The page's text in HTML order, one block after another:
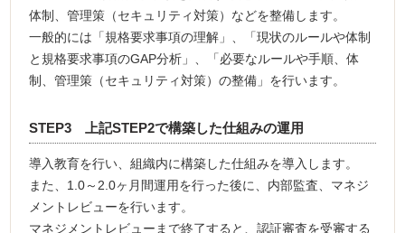
体制、管理策（セキュリティ対策）などを整備します。
一般的には「規格要求事項の理解」、「現状のルールや体制
と規格要求事項のGAP分析」、「必要なルールや手順、体
制、管理策（セキュリティ対策）の整備」を行います。
STEP3 上記STEP2で構築した仕組みの運用
導入教育を行い、組織内に構築した仕組みを導入します。
また、1.0～2.0ヶ月間運用を行った後に、内部監査、マネジ
メントレビューを行います。
マネジメントレビューまで終了すると、認証審査を受審する